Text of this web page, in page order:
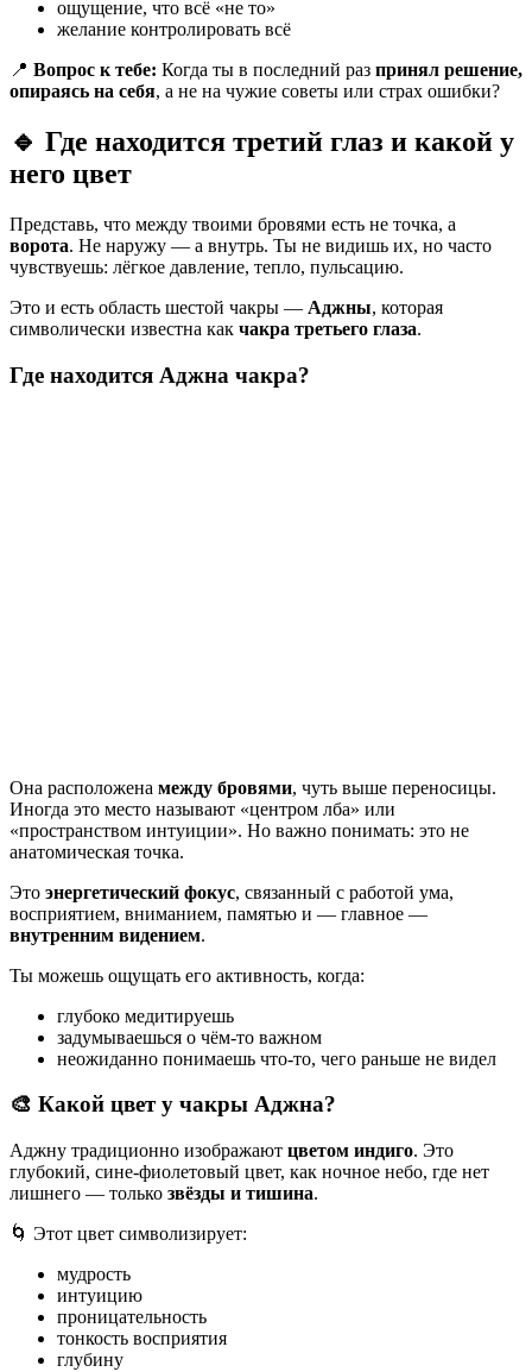
ощущение, что всё «не то»
желание контролировать всё
📍 Вопрос к тебе: Когда ты в последний раз принял решение,
опираясь на себя, а не на чужие советы или страх ошибки?
🔹 Где находится третий глаз и какой у
него цвет
Представь, что между твоими бровями есть не точка, а
ворота. Не наружу — а внутрь. Ты не видишь их, но часто
чувствуешь: лёгкое давление, тепло, пульсацию.
Это и есть область шестой чакры — Аджны, которая
символически известна как чакра третьего глаза.
Где находится Аджна чакра?
Она расположена между бровями, чуть выше переносицы.
Иногда это место называют «центром лба» или
«пространством интуиции». Но важно понимать: это не
анатомическая точка.
Это энергетический фокус, связанный с работой ума,
восприятием, вниманием, памятью и — главное —
внутренним видением.
Ты можешь ощущать его активность, когда:
глубоко медитируешь
задумываешься о чём-то важном
неожиданно понимаешь что-то, чего раньше не видел
🎨 Какой цвет у чакры Аджна?
Аджну традиционно изображают цветом индиго. Это
глубокий, сине-фиолетовый цвет, как ночное небо, где нет
лишнего — только звёзды и тишина.
🌀 Этот цвет символизирует:
мудрость
интуицию
проницательность
тонкость восприятия
глубину